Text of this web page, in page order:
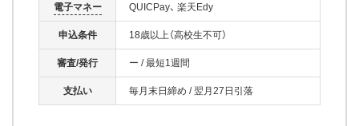
電子マネー QUICPay 楽天Edy
申込条件 18歳以上（高校生不可）
審査/発行 ー /最短1週間
支払い 毎月末日締め /翌月27日引落